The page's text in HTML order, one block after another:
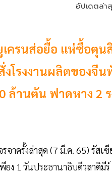
อัปเดตล่า
ครนส่อยื้อ แห่ซื้อตุน
โรงงานผลิตของจีน
านตัน ฟาดหาง 2 ร
รจาครั้งล่าสุด (7 มี.ค. 65) รัส
ง 1 วันประธานาธิบดีวลาดิมี